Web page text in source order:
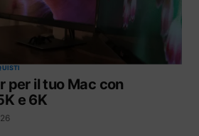
per il tuo Mac con
e 6K